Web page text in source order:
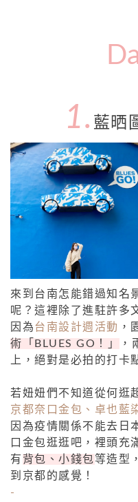
1. 藍晒
來到台南怎能錯過知名
呢？這裡除了進駐許多
因為台南設計週活動 ，
術「BLUES GO！」
，
上，絕對是必拍的打卡
若妞妞們不知道從何逛
京都奈口金包、卓也藍
因為疫情關係不能去日
口金包逛逛吧，裡頭充
有 背包、小錢包等造型
到京都的感覺！
-